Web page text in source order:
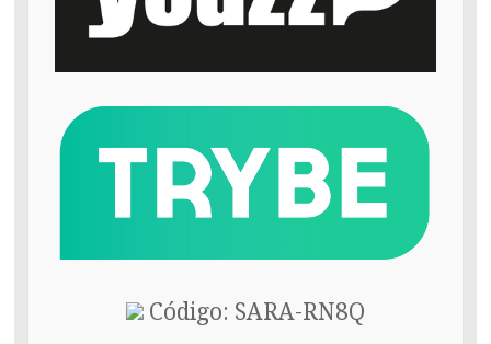
Código: SARA-RN8Q